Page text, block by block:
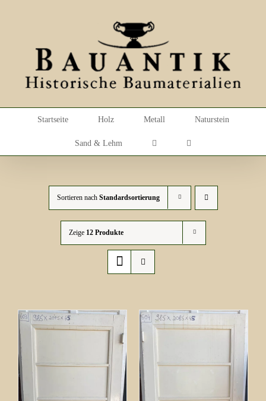
Startseite Holz Metall Naturstein
Sand & Lehm
Sortieren nach Standardsortierung
Zeige 12 Produkte